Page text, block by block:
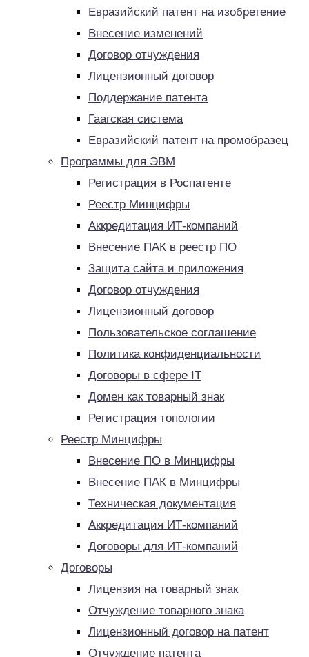
Евразийский патент на изобретение
Внесение изменений
Договор отчуждения
Лицензионный договор
Поддержание патента
Гаагская система
Евразийский патент на промобразец
Программы для ЭВМ
Регистрация в Роспатенте
Реестр Минцифры
Аккредитация ИТ-компаний
Внесение ПАК в реестр ПО
Защита сайта и приложения
Договор отчуждения
Лицензионный договор
Пользовательское соглашение
Политика конфиденциальности
Договоры в сфере IT
Домен как товарный знак
Регистрация топологии
Реестр Минцифры
Внесение ПО в Минцифры
Внесение ПАК в Минцифры
Техническая документация
Аккредитация ИТ-компаний
Договоры для ИТ-компаний
Договоры
Лицензия на товарный знак
Отчуждение товарного знака
Лицензионный договор на патент
Отчуждение патента